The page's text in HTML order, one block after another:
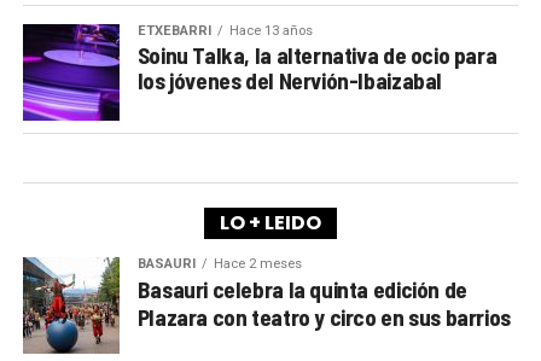
ETXEBARRI Hace 13 años
Soinu Talka, la alternativa de ocio para
los jóvenes del Nervión-Ibaizabal
LO + LEIDO
BASAURI Hace 2 meses
Basauri celebra la quinta edición de
Plazara con teatro y circo en sus barrios